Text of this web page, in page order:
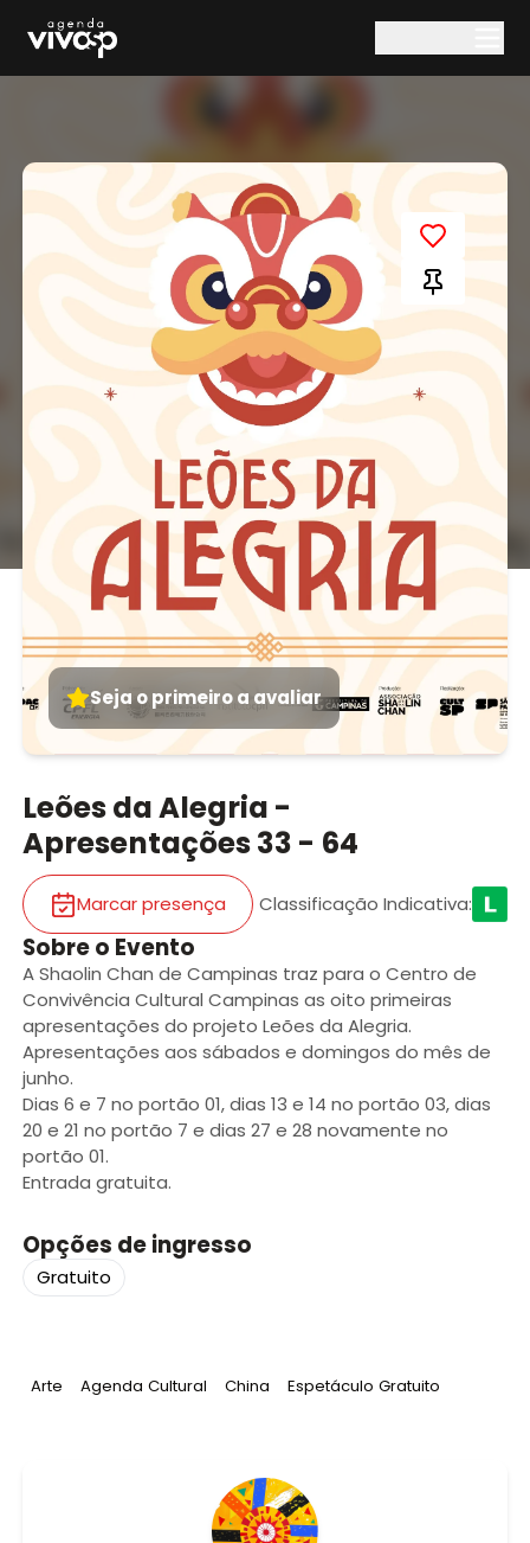
Seja o primeiro a avaliar
Leões da Alegria -
Apresentações 33 - 64
Marcar presença Classificação Indicativa:
Sobre o Evento
A Shaolin Chan de Campinas traz para o Centro de
Convivência Cultural Campinas as oito primeiras
apresentações do projeto Leões da Alegria.
Apresentações aos sábados e domingos do mês de
junho.
Dias 6 e 7 no portão 01, dias 13 e 14 no portão 03, dias
20 e 21 no portão 7 e dias 27 e 28 novamente no
portão 01.
Entrada gratuita.
Opções de ingresso
Gratuito
Tag:
Arte Tag:
Agenda Cultural Tag:
China Tag:
Espetáculo Gratuito